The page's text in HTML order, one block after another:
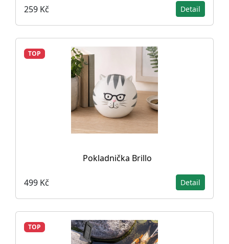
259 Kč Detail
TOP
Pokladnička Brillo
499 Kč Detail
TOP